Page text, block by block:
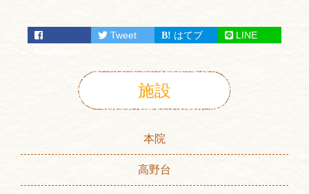
Tweet はてブ LINE
施設
本院
高野台